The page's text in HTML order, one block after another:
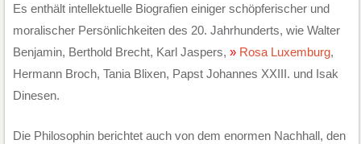
Es enthält intellektuelle Biografien einiger schöpferischer und
moralischer Persönlichkeiten des 20. Jahrhunderts, wie Walter
Benjamin, Berthold Brecht, Karl Jaspers,
Rosa Luxemburg,
Hermann Broch, Tania Blixen, Papst Johannes XXIII. und Isak
Dinesen.
Die Philosophin berichtet auch von dem enormen Nachhall, den